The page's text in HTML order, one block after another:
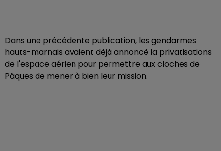
Dans une précédente publication, les gendarmes
hauts-marnais avaient déjà annoncé la privatisations
de l'espace aérien pour permettre aux cloches de
Pâques de mener à bien leur mission.